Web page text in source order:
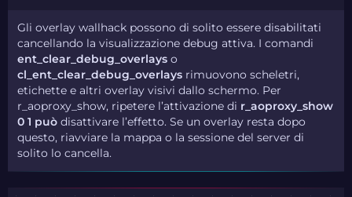
Gli overlay wallhack possono di solito essere disabilitati
cancellando la visualizzazione debug attiva. I comandi
ent_clear_debug_overlays o
cl_ent_clear_debug_overlays rimuovono scheletri,
etichette e altri overlay visivi dallo schermo. Per
r_aoproxy_show, ripetere l’attivazione di r_aoproxy_show
0 1 può disattivare l’effetto. Se un overlay resta dopo
questo, riavviare la mappa o la sessione del server di
solito lo cancella.